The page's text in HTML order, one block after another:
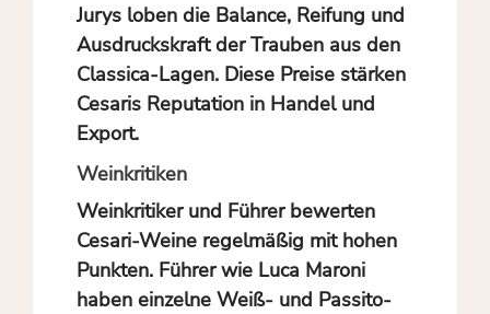
Jurys loben die Balance, Reifung und
Ausdruckskraft der Trauben aus den
Classica-Lagen. Diese Preise stärken
Cesaris Reputation in Handel und
Export.
Weinkritiken
Weinkritiker und Führer bewerten
Cesari-Weine regelmäßig mit hohen
Punkten. Führer wie Luca Maroni
haben einzelne Weiß- und Passito-